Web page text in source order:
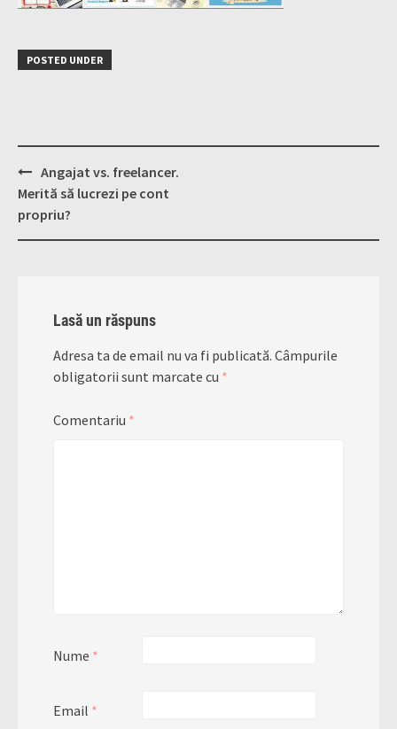
POSTED UNDER
Post
navigation
Angajat vs. freelancer.
Merită să lucrezi pe cont
propriu?
Lasă un răspuns
Adresa ta de email nu va fi publicată. Câmpurile
obligatorii sunt marcate cu *
Comentariu *
Nume *
Email *